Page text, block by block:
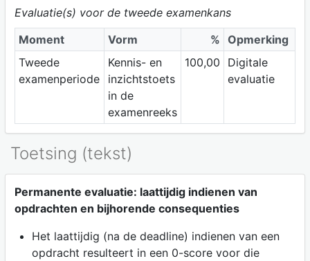
Evaluatie(s) voor de tweede examenkans
Moment
Vorm % Opmerking
Tweede
examenperiode
Kennis- en
inzichtstoets
in de
examenreeks
100,00
Digitale
evaluatie
Toetsing (tekst)
Permanente evaluatie: laattijdig indienen van
opdrachten en bijhorende consequenties
Het laattijdig (na de deadline) indienen van een
opdracht resulteert in een 0-score voor die